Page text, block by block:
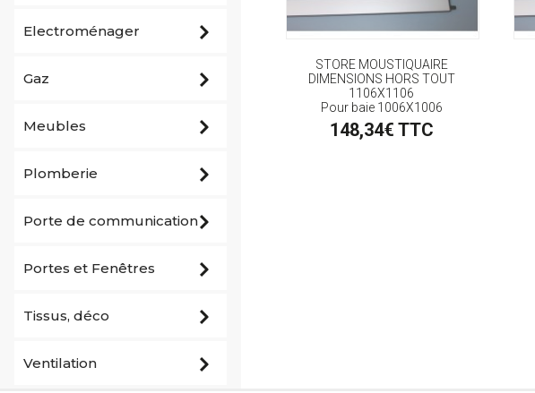
Electroménager
Gaz
Meubles
Plomberie
Porte de communication
Portes et Fenêtres
Tissus, déco
Ventilation
STORE MOUSTIQUAIRE
DIMENSIONS HORS TOUT
1106X1106
Pour baie 1006X1006
148,34€ TTC